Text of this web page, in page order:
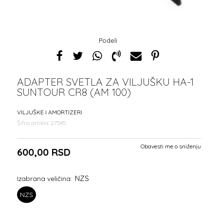
Podeli
ADAPTER SVETLA ZA VILJUŠKU HA-1
SUNTOUR CR8 (AM 100)
VILJUŠKE I AMORTIZERI
Šifra artikla: 27545
600,00 RSD Obavesti me o sniženju
Izabrana veličina: NZS
NZS